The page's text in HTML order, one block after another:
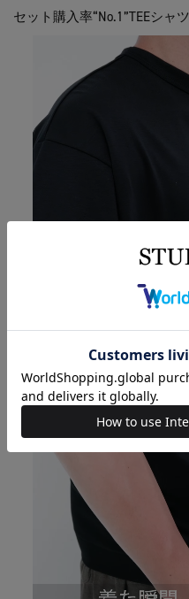
セット購入率“No.1”TEEシャツ